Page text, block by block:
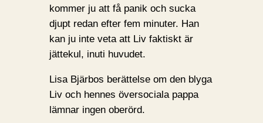
kommer ju att få panik och sucka
djupt redan efter fem minuter. Han
kan ju inte veta att Liv faktiskt är
jättekul, inuti huvudet.
Lisa Bjärbos berättelse om den blyga
Liv och hennes översociala pappa
lämnar ingen oberörd.